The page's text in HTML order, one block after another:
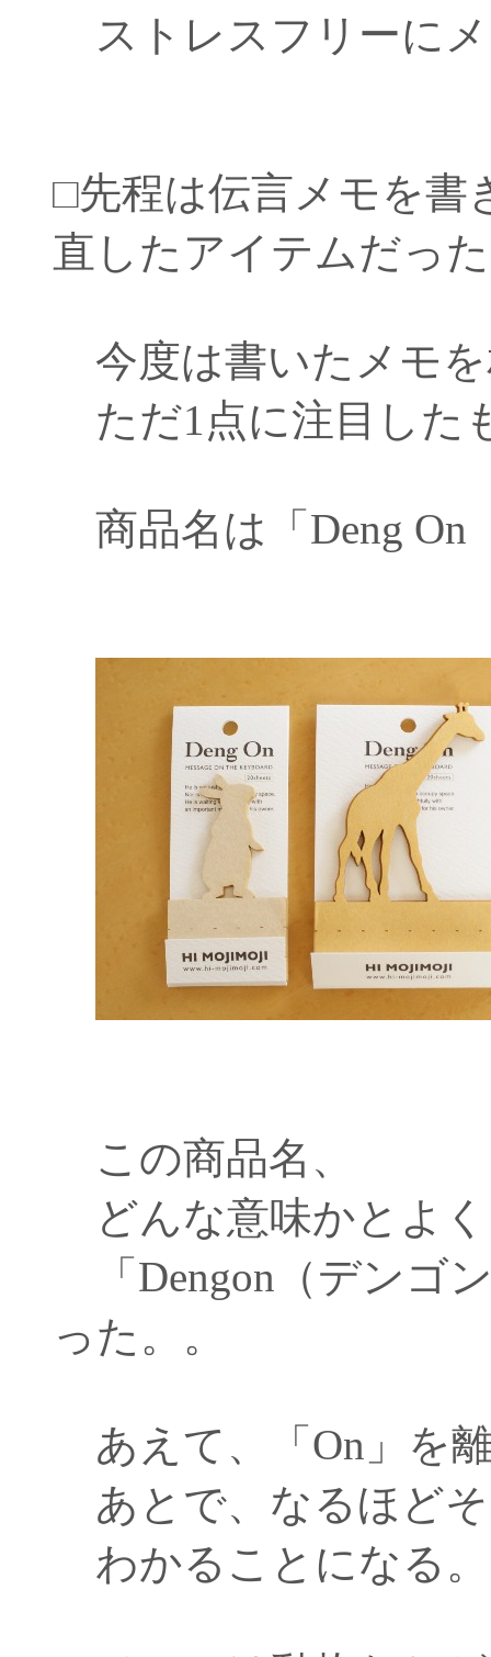
ストレスフリーに
□先程は伝言メモを書
直したアイテムだっ
今度は書いたメモ
ただ1点に注目した
商品名は「Deng On
この商品名、
どんな意味かとよ
「Dengon（デンゴ
った。。
あえて、「On」を
あとで、なるほど
わかることになる。